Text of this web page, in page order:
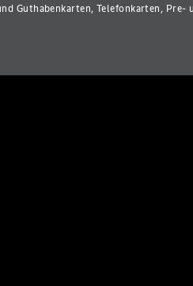
Guthabenkarten, Telefonkarten,